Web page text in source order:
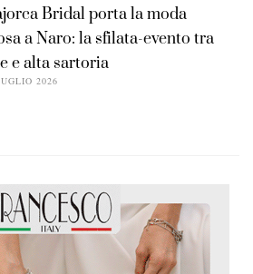
Bridal porta la moda
a Naro: la sfilata-evento tra
e alta sartoria
2026